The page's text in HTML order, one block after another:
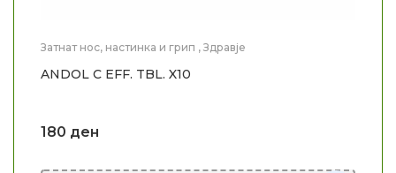
Затнат нос, настинка и грип , Здравје
ANDOL C EFF. TBL. X10
180 ден